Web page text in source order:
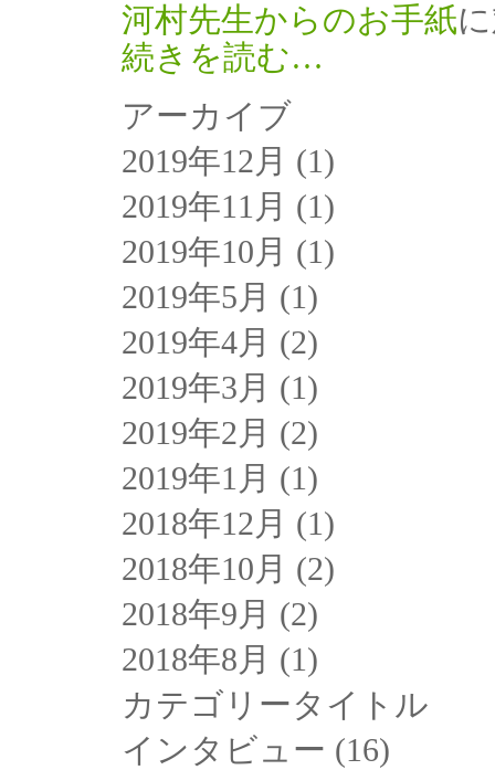
河村先生からのお手紙
続きを読む…
アーカイブ
2019年12月 (1)
2019年11月 (1)
2019年10月 (1)
2019年5月 (1)
2019年4月 (2)
2019年3月 (1)
2019年2月 (2)
2019年1月 (1)
2018年12月 (1)
2018年10月 (2)
2018年9月 (2)
2018年8月 (1)
カテゴリータイトル
インタビュー (16)